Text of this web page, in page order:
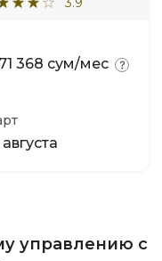
368 сум/мес
управлению с